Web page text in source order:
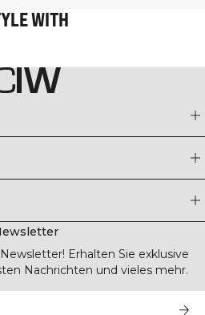
WITH
Erhalten Sie exklusive
Nachrichten und vieles mehr.